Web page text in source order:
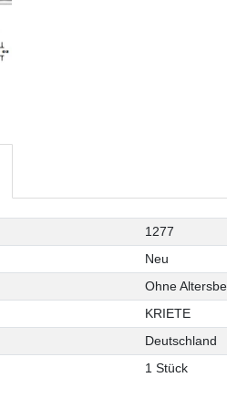
1277
Neu
Ohne
KRIETE
Deutschland
1 Stück